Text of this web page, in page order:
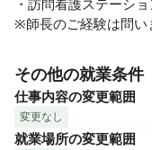
・訪問看護ステーシ
※師長のご経験は問い
その他の就業条件
仕事内容の変更範囲
変更なし
就業場所の変更範囲